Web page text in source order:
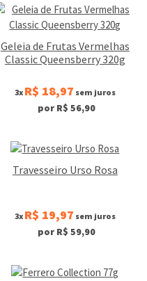
Geleia de Frutas Vermelhas
Classic Queensberry 320g
3x R$ 18,97 sem juros
por R$ 56,90
Travesseiro Urso Rosa
3x R$ 19,97 sem juros
por R$ 59,90